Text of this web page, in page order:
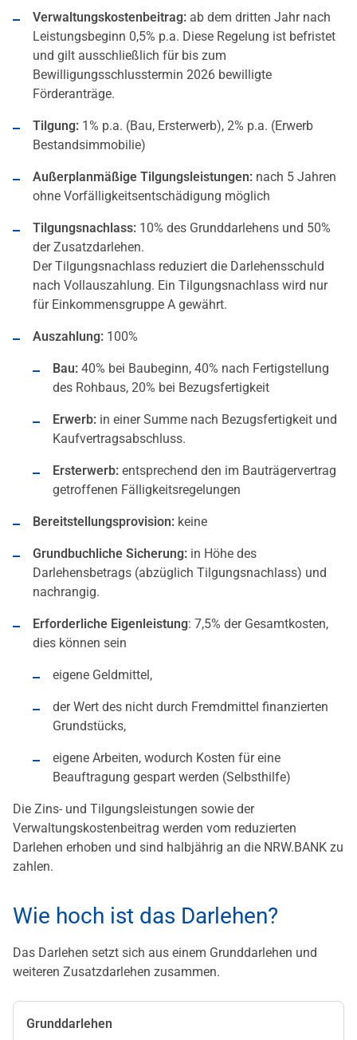
Verwaltungskostenbeitrag: ab dem dritten Jahr nach
Leistungsbeginn 0,5% p.a. Diese Regelung ist befristet
und gilt ausschließlich für bis zum
Bewilligungsschlusstermin 2026 bewilligte
Förderanträge.
Tilgung: 1% p.a. (Bau, Ersterwerb), 2% p.a. (Erwerb
Bestandsimmobilie)
Außerplanmäßige Tilgungsleistungen: nach 5 Jahren
ohne Vorfälligkeitsentschädigung möglich
Tilgungsnachlass: 10% des Grunddarlehens und 50%
der Zusatzdarlehen.
Der Tilgungsnachlass reduziert die Darlehensschuld
nach Vollauszahlung. Ein Tilgungsnachlass wird nur
für Einkommensgruppe A gewährt.
Auszahlung: 100%
Bau: 40% bei Baubeginn, 40% nach Fertigstellung
des Rohbaus, 20% bei Bezugsfertigkeit
Erwerb: in einer Summe nach Bezugsfertigkeit und
Kaufvertragsabschluss.
Ersterwerb: entsprechend den im Bauträgervertrag
getroffenen Fälligkeitsregelungen
Bereitstellungsprovision: keine
Grundbuchliche Sicherung: in Höhe des
Darlehensbetrags (abzüglich Tilgungsnachlass) und
nachrangig.
Erforderliche Eigenleistung: 7,5% der Gesamtkosten,
dies können sein
eigene Geldmittel,
der Wert des nicht durch Fremdmittel finanzierten
Grundstücks,
eigene Arbeiten, wodurch Kosten für eine
Beauftragung gespart werden (Selbsthilfe)
Die Zins- und Tilgungsleistungen sowie der
Verwaltungskostenbeitrag werden vom reduzierten
Darlehen erhoben und sind halbjährig an die NRW.BANK zu
zahlen.
Wie hoch ist das Darlehen?
Das Darlehen setzt sich aus einem Grunddarlehen und
weiteren Zusatzdarlehen zusammen.
Grunddarlehen